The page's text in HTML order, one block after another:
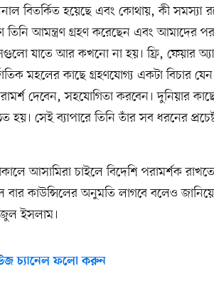
বিতর্কিত হয়েছে এবং কোথায়, কী সমস্যা
আমন্ত্রণ গ্রহণ করেছেন এবং আমাদের
যাতে আর কখনো না হয়। ফ্রি, ফেয়ার
মহলের কাছে গ্রহণযোগ্য একটা বিচার
দেবেন, সহযোগিতা করবেন। দুনিয়ার
হয়। সেই ব্যাপারে তিনি তাঁর সব ধরনের
আসামিরা চাইলে বিদেশি পরামর্শক রাখতে
কাউন্সিলের অনুমতি লাগবে বলেও
ইসলাম।
চ্যানেল ফলো করুন